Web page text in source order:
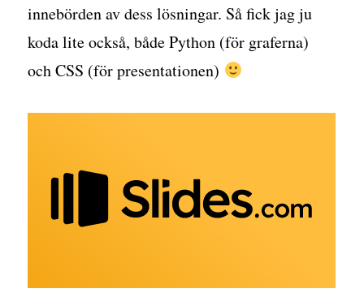
innebörden av dess lösningar. Så fick jag ju
koda lite också, både Python (för graferna)
och CSS (för presentationen)